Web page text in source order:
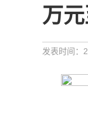
万
发表时间：